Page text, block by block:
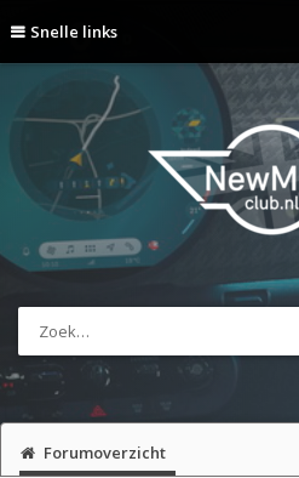
Snelle links
Forumoverzicht